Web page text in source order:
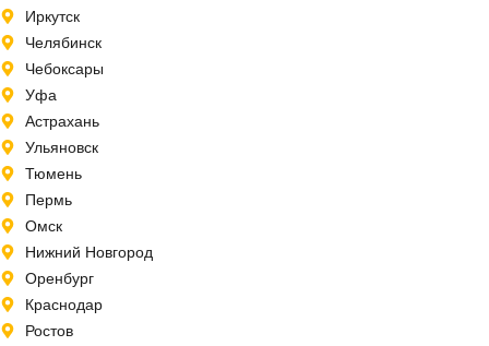
Иркутск
Челябинск
Чебоксары
Уфа
Астрахань
Ульяновск
Тюмень
Пермь
Омск
Нижний Новгород
Оренбург
Краснодар
Ростов